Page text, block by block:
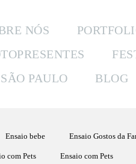
NÓS
PAULO
BLOG
Ensaio bebe Ensaio Gostos da
com Pets Ensaio com Pets